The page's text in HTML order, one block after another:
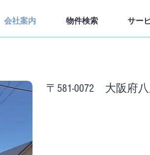
会社案内 物件検索 サー
〒581-0072 大阪府